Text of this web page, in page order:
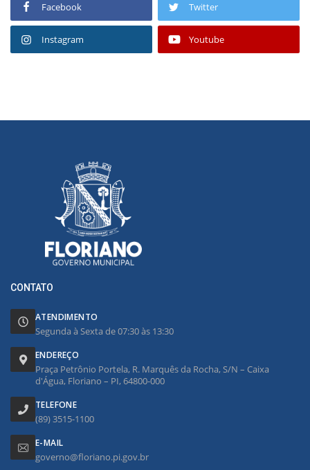
Facebook Twitter
Instagram Youtube
CONTATO
ATENDIMENTO
Segunda à Sexta de 07:30 às 13:30
ENDEREÇO
Praça Petrônio Portela, R. Marquês da Rocha, S/N – Caixa
d'Água, Floriano – PI, 64800-000
TELEFONE
(89) 3515-1100
E-MAIL
governo@floriano.pi.gov.br